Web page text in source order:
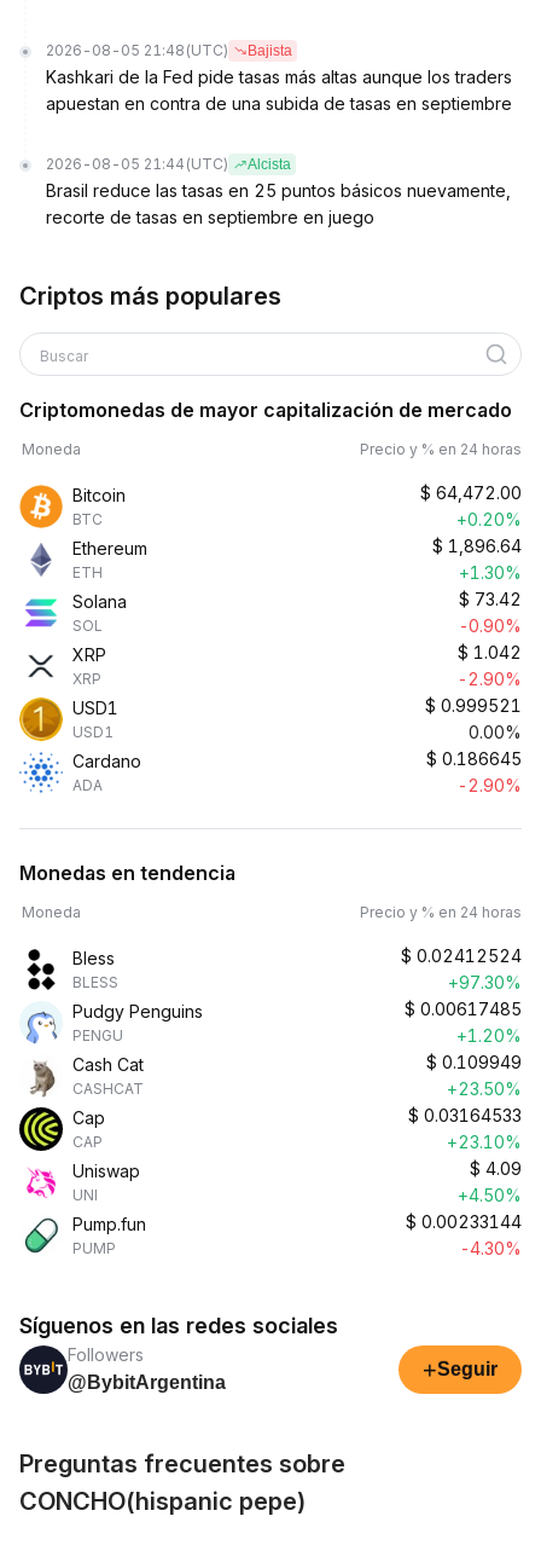
2026-08-05 21:48 (UTC) Bajista
Kashkari de la Fed pide tasas más altas aunque los traders
apuestan en contra de una subida de tasas en septiembre
2026-08-05 21:44 (UTC) Alcista
Brasil reduce las tasas en 25 puntos básicos nuevamente,
recorte de tasas en septiembre en juego
Criptos más populares
Buscar
Criptomonedas de mayor capitalización de mercado
Moneda Precio y % en 24 horas
Bitcoin
BTC
$ 64,472.00
+0.20%
Ethereum
ETH
$ 1,896.64
+1.30%
Solana
SOL
$ 73.42
-0.90%
XRP
XRP
$ 1.042
-2.90%
USD1
USD1
$ 0.999521
0.00%
Cardano
ADA
$ 0.186645
-2.90%
Monedas en tendencia
Moneda Precio y % en 24 horas
Bless
BLESS
$ 0.02412524
+97.30%
Pudgy Penguins
PENGU
$ 0.00617485
+1.20%
Cash Cat
CASHCAT
$ 0.109949
+23.50%
Cap
CAP
$ 0.03164533
+23.10%
Uniswap
UNI
$ 4.09
+4.50%
Pump.fun
PUMP
$ 0.00233144
-4.30%
Síguenos en las redes sociales
Followers
@BybitArgentina
+Seguir
Preguntas frecuentes sobre
CONCHO(hispanic pepe)